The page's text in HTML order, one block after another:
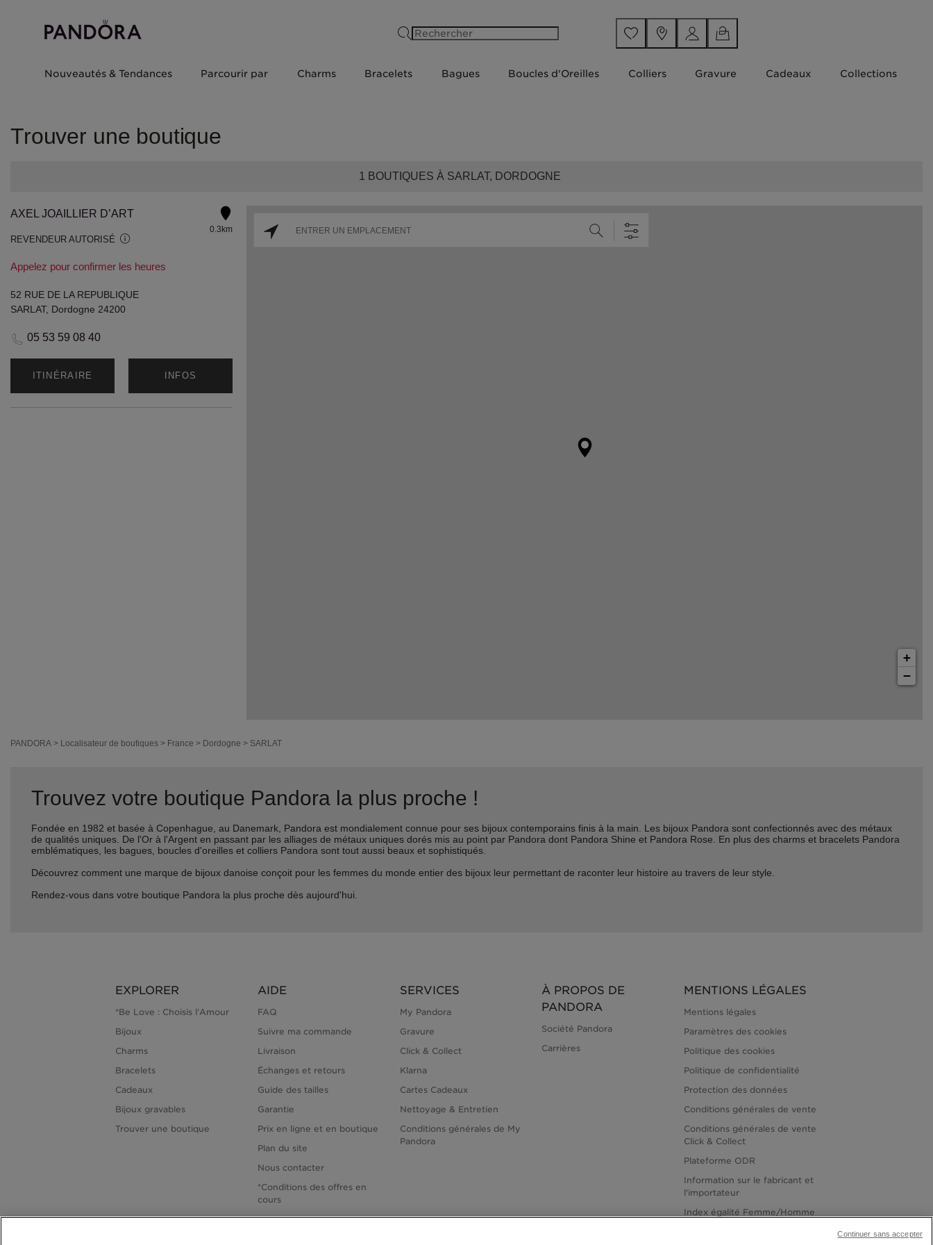
Nouveautés & Tendances Parcourir par Charms Bracelets Bagues Boucles d'Oreilles Colliers Gravure Cadeaux Collections
Trouver une boutique
1 BOUTIQUES À SARLAT, DORDOGNE
AXEL JOAILLIER D’ART
REVENDEUR AUTORISÉ
Appelez pour confirmer les heures
0.3km
52 RUE DE LA REPUBLIQUE
SARLAT, Dordogne 24200
05 53 59 08 40
ITINÉRAIRE INFOS
+
−
PANDORA > Localisateur de boutiques > France > Dordogne > SARLAT
Trouvez votre boutique Pandora la plus proche !
Fondée en 1982 et basée à Copenhague, au Danemark, Pandora est mondialement connue pour ses bijoux contemporains finis à la main. Les bijoux Pandora sont confectionnés avec des métaux
de qualités uniques. De l'Or à l'Argent en passant par les alliages de métaux uniques dorés mis au point par Pandora dont Pandora Shine et Pandora Rose. En plus des charms et bracelets Pandora
emblématiques, les bagues, boucles d'oreilles et colliers Pandora sont tout aussi beaux et sophistiqués.
Découvrez comment une marque de bijoux danoise conçoit pour les femmes du monde entier des bijoux leur permettant de raconter leur histoire au travers de leur style.
Rendez-vous dans votre boutique Pandora la plus proche dès aujourd'hui.
EXPLORER
*Be Love : Choisis l'Amour
Bijoux
Charms
Bracelets
Cadeaux
Bijoux gravables
Trouver une boutique
AIDE
FAQ
Suivre ma commande
Livraison
Échanges et retours
Guide des tailles
Garantie
Prix en ligne et en boutique
Plan du site
Nous contacter
*Conditions des offres en
cours
SERVICES
My Pandora
Gravure
Click & Collect
Klarna
Cartes Cadeaux
Nettoyage & Entretien
Conditions générales de My
Pandora
À PROPOS DE
PANDORA
Société Pandora
Carrières
MENTIONS LÉGALES
Mentions légales
Paramètres des cookies
Politique des cookies
Politique de confidentialité
Protection des données
Conditions générales de vente
Conditions générales de vente
Click & Collect
Plateforme ODR
Information sur le fabricant et
l'importateur
Index égalité Femme/Homme
Continuer sans accepter